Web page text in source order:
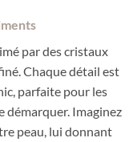
par des cristaux
Chaque détail est
parfaite pour les
démarquer. Imaginez
peau, lui donnant